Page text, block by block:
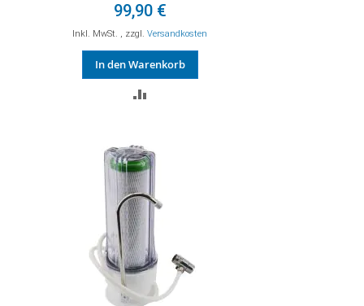
99,90 €
Inkl. MwSt. , zzgl.Versandkosten
In den Warenkorb
HINZUFÜGEN